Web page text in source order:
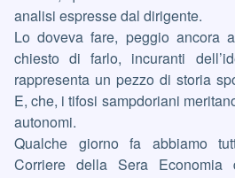
analisi espresse dal dirigente.
Lo doveva fare, peggio ancora
chiesto di farlo, incuranti
rappresenta un pezzo di storia
E, che, i tifosi sampdoriani
autonomi.
Qualche giorno fa abbiamo
Corriere della Sera Economia